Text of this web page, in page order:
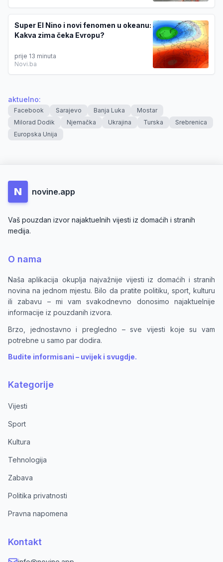
Super El Nino i novi fenomen u okeanu:
Kakva zima čeka Evropu?
prije 13 minuta
Novi.ba
aktuelno:
Facebook Sarajevo Banja Luka
Mostar
Milorad Dodik
Njemačka Ukrajina Turska
Srebrenica
Europska Unija
N novine.app
Vaš pouzdan izvor najaktuelnih vijesti iz domaćih i stranih
medija.
O nama
Naša aplikacija okuplja najvažnije vijesti iz domaćih i stranih
novina na jednom mjestu. Bilo da pratite politiku, sport, kulturu
ili zabavu – mi vam svakodnevno donosimo najaktuelnije
informacije iz pouzdanih izvora.
Brzo, jednostavno i pregledno – sve vijesti koje su vam
potrebne u samo par dodira.
Budite informisani – uvijek i svugdje.
Kategorije
Vijesti
Sport
Kultura
Tehnologija
Zabava
Politika privatnosti
Pravna napomena
Kontakt